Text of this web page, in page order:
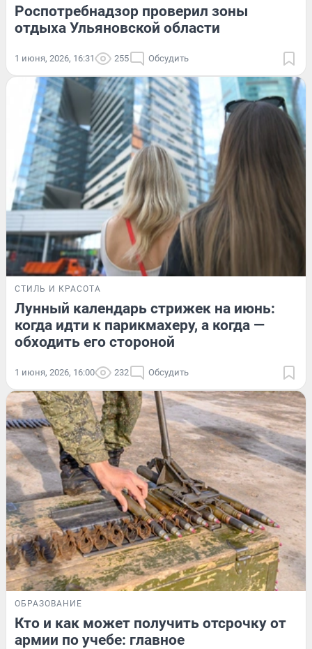
Роспотребнадзор проверил зоны
отдыха Ульяновской области
1 июня, 2026, 16:31 255 Обсудить
СТИЛЬ И КРАСОТА
Лунный календарь стрижек на июнь:
когда идти к парикмахеру, а когда —
обходить его стороной
1 июня, 2026, 16:00 232 Обсудить
ОБРАЗОВАНИЕ
Кто и как может получить отсрочку от
армии по учебе: главное